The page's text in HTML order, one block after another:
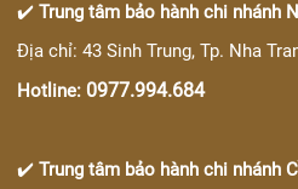
✔️Trung tâm bảo hành chi nhánh
Địa chỉ: 43 Sinh Trung, Tp. Nha
Hotline: 0977.994.684
✔️Trung tâm bảo hành chi nhánh